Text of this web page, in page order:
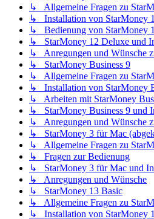
↳ Allgemeine Fragen zu
↳ Installation von StarMoney
↳ Bedienung von StarMoney
↳ StarMoney 12 Deluxe und
↳ Anregungen und Wünsche
↳ StarMoney Business 9
↳ Allgemeine Fragen zu
↳ Installation von StarMoney
↳ Arbeiten mit StarMoney
↳ StarMoney Business 9 und
↳ Anregungen und Wünsche
↳ StarMoney 3 für Mac
↳ Allgemeine Fragen zu
↳ Fragen zur Bedienung
↳ StarMoney 3 für Mac und
↳ Anregungen und Wünsche
↳ StarMoney 13 Basic
↳ Allgemeine Fragen zu
↳ Installation von StarMoney